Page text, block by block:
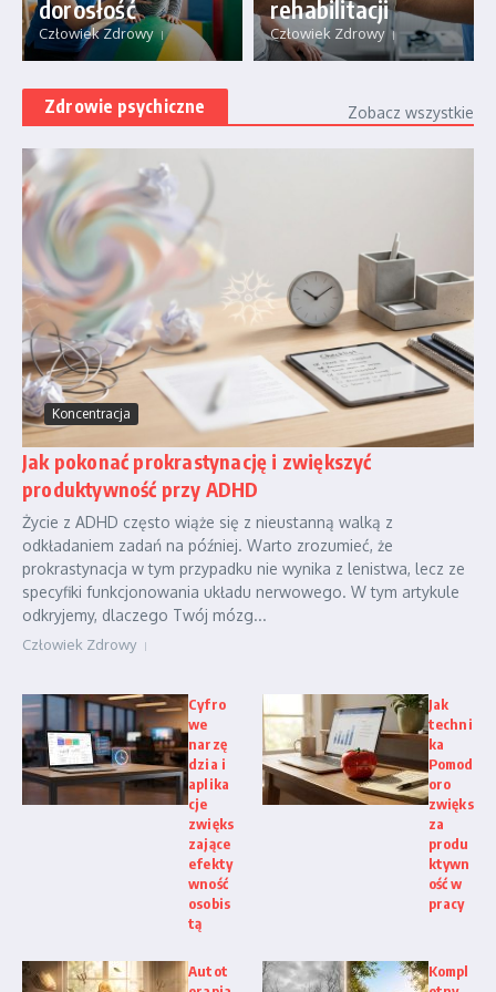
dorosłość
Człowiek Zdrowy
rehabilitacji
Człowiek Zdrowy
Zdrowie psychiczne Zobacz wszystkie
Koncentracja
Jak pokonać prokrastynację i zwiększyć
produktywność przy ADHD
Życie z ADHD często wiąże się z nieustanną walką z
odkładaniem zadań na później. Warto zrozumieć, że
prokrastynacja w tym przypadku nie wynika z lenistwa, lecz ze
specyfiki funkcjonowania układu nerwowego. W tym artykule
odkryjemy, dlaczego Twój mózg...
Człowiek Zdrowy
Cyfro
we
narzę
dzia i
aplika
cje
zwięks
zające
efekty
wność
osobis
tą
Jak
techni
ka
Pomod
oro
zwięks
za
produ
ktywn
ość w
pracy
Autot
Kompl